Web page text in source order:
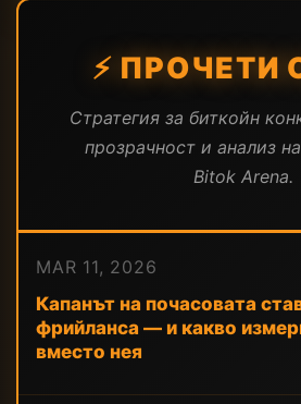
⚡ ПРОЧЕТИ
Стратегия за биткойн
прозрачност и анализ
Bitok Arena.
MAR 11, 2026
Капанът на почасовата
фрийланса — и какво
вместо нея